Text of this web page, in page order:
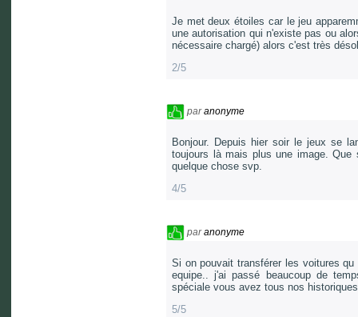
Je met deux étoiles car le jeu
une autorisation qui n'existe pas ou
nécessaire chargé) alors c'est très
2/5
paranonyme
Bonjour. Depuis hier soir le jeux se
toujours là mais plus une image.
quelque chose svp.
4/5
paranonyme
Si on pouvait transférer les voitures
equipe.. j'ai passé beaucoup de
spéciale vous avez tous nos
5/5